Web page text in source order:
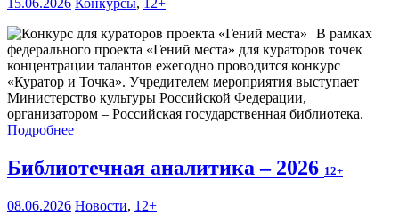
15.06.2026 Конкурсы,
12+
В рамках
федерального проекта «Гений места» для кураторов точек
концентрации талантов ежегодно проводится конкурс
«Куратор и Точка». Учредителем мероприятия выступает
Министерство культуры Российской Федерации,
организатором – Российская государственная библиотека.
Подробнее
Библиотечная аналитика – 2026 12+
08.06.2026 Новости, 12+